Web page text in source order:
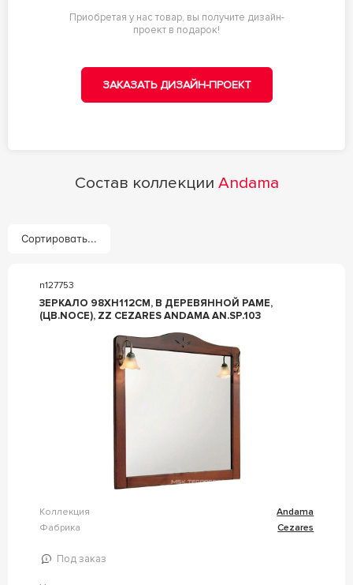
Приобретая у нас товар, вы получите дизайн-
проект в подарок!
ЗАКАЗАТЬ ДИЗАЙН-ПРОЕКТ
Состав коллекции Andama
Сортировать...
n127753
ЗЕРКАЛО 98ХH112СМ, В ДЕРЕВЯННОЙ РАМЕ,
(ЦВ.NOCE), ZZ CEZARES ANDAMA AN.SP.103
Коллекция
Andama
Фабрика
Cezares
Под заказ